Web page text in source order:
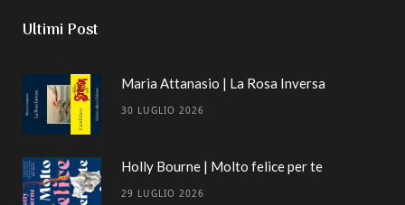
Ultimi Post
Maria Attanasio | La Rosa Inversa
30 LUGLIO 2026
Holly Bourne | Molto felice per te
29 LUGLIO 2026